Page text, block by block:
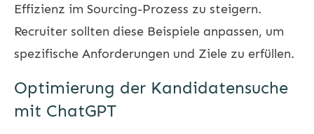
Effizienz im Sourcing-Prozess zu steigern.
Recruiter sollten diese Beispiele anpassen, um
spezifische Anforderungen und Ziele zu erfüllen.
Optimierung der Kandidatensuche
mit ChatGPT